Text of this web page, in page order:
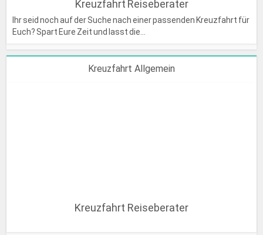
Kreuzfahrt Reiseberater
Ihr seid noch auf der Suche nach einer passenden Kreuzfahrt für
Euch? Spart Eure Zeit und lasst die...
Kreuzfahrt Allgemein
Kreuzfahrt Reiseberater